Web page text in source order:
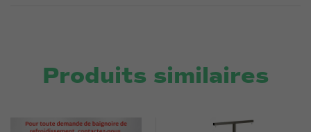
Produits similaires